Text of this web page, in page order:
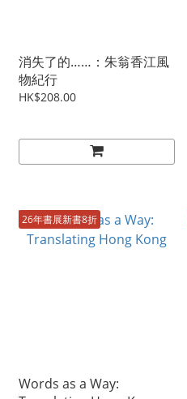
消失了的……：朱翁香江風
物紀行
HK$208.00
26年書展新書8折
Words as a Way: